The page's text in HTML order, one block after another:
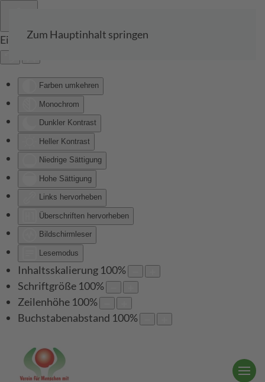
Eingabehilfen öffnen
Farben umkehren
Monochrom
Dunkler Kontrast
Heller Kontrast
Niedrige Sättigung
Hohe Sättigung
Links hervorheben
Überschriften hervorheben
Bildschirmleser
Lesemodus
Inhaltsskalierung 100%
Schriftgröße 100%
Zeilenhöhe 100%
Buchstabenabstand 100%
Zum Hauptinhalt springen